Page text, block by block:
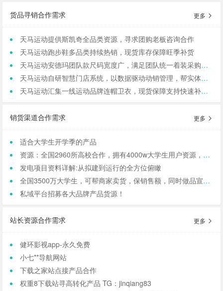
货品寻销合作需求 更多
天马运动提供斯凯奇全品类资源，寻求团购老板咨询合作
天马运动跑步鞋多品类持续热销，现货库存保障旺季补货
天马运动安德玛团队款尺码宽度广，满足团队统一着装采购需求
天马运动自研智慧门店系统，以数据驱动动销管理，帮实体商家轻量化运营
天马运动汇集一线运动品牌连帽卫衣，现货保障支持快速补货，寻求b端商家合作
销货渠道合作需求 更多
适合大学生开学季的产品
资源：全国2960所高校合作，拥有4000w大学生用户资源，8万+发底薪的校内学生团长，需求符合大学生日常消费的产品，可保RIO
发电项目资料详解:从拟建到运行的全方位俯瞰
全国3500万大学生，可帮商家卖货，保销售额，同时做品宣和私域搭建！
私域平台招募各大品牌产品货源！
站长资源合作需求 更多
健环影视app-永久免费
小七**导航网站
下载之家站点接产品合作
权重8下载站寻高转化产品 TG：jinqiang83